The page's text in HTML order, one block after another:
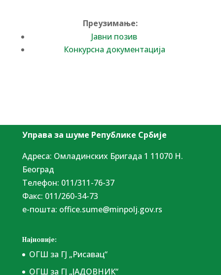
Преузимање:
Јавни позив
Конкурсна документација
Управа за шуме Републике Србије
Адреса: Омладинских Бригада 1 11070 Н.
Београд
Tелефон: 011/311-76-37
Факс: 011/260-34-73
е-пошта: office.sume@minpolj.gov.rs
Најновије:
ОГШ за ГЈ „Рисавац“
ОГШ за ГЈ „ЈАДОВНИК“